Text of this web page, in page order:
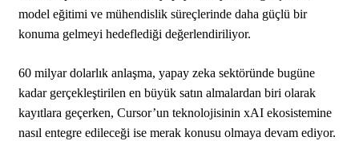
model eğitimi ve mühendislik süreçlerinde daha güçlü bir
konuma gelmeyi hedeflediği değerlendiriliyor.
60 milyar dolarlık anlaşma, yapay zeka sektöründe bugüne
kadar gerçekleştirilen en büyük satın almalardan biri olarak
kayıtlara geçerken, Cursor’un teknolojisinin xAI ekosistemine
nasıl entegre edileceği ise merak konusu olmaya devam ediyor.